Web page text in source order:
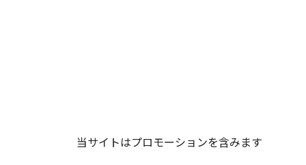
当サイトはプロモーションを含みます